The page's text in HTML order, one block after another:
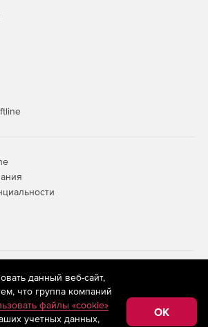
ресурсе store.softline.ru применяются
(информационные технологии
на основе сбора,
сведений, относящихся к
сети «Интернет»,
данный веб-сайт,
что группа компаний
файлы «cookie»
учетных данных,
OK